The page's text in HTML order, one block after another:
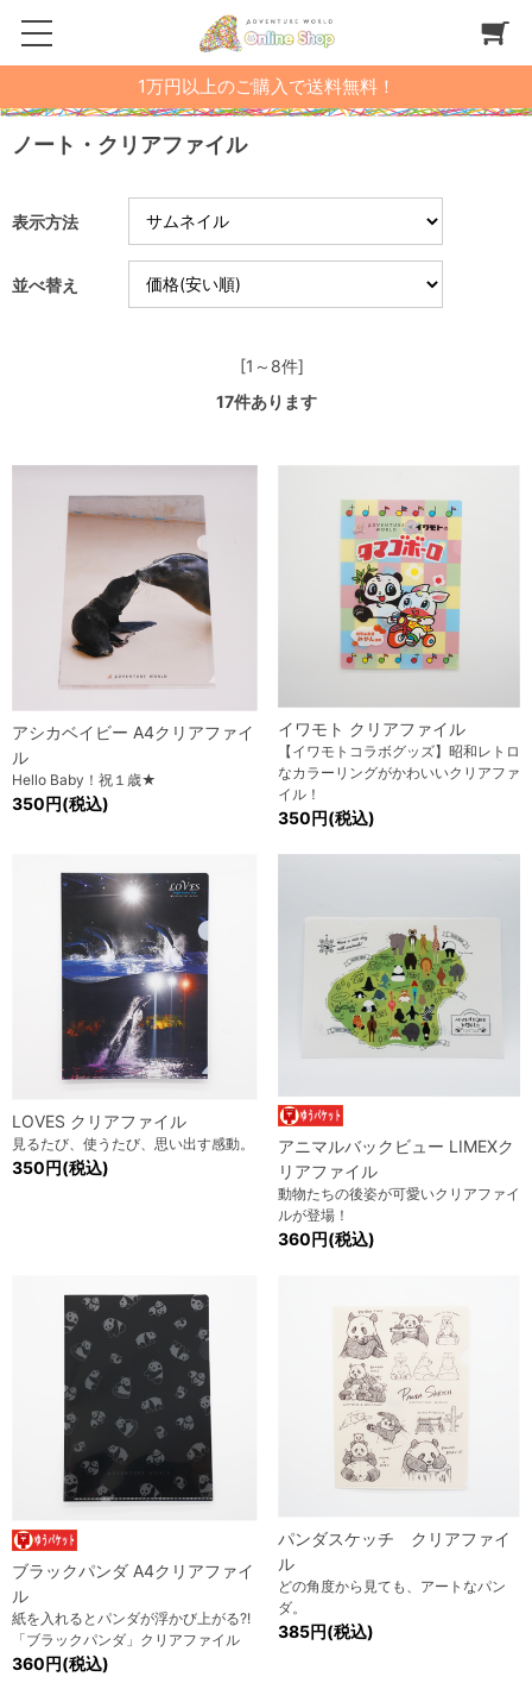
1万円以上のご購入で送料無料！
ノート・クリアファイル
表示方法
並べ替え
[1～8件]
17件あります
アシカベイビー A4クリアファイ
ル
Hello Baby！祝１歳★
350円(税込)
イワモト クリアファイル
【イワモトコラボグッズ】昭和レトロ
なカラーリングがかわいいクリアファ
イル！
350円(税込)
LOVES クリアファイル
見るたび、使うたび、思い出す感動。
350円(税込)
アニマルバックビュー LIMEXク
リアファイル
動物たちの後姿が可愛いクリアファイ
ルが登場！
360円(税込)
ブラックパンダ A4クリアファイ
ル
紙を入れるとパンダが浮かび上がる?!
「ブラックパンダ」クリアファイル
360円(税込)
パンダスケッチ クリアファイ
ル
どの角度から見ても、アートなパン
ダ。
385円(税込)